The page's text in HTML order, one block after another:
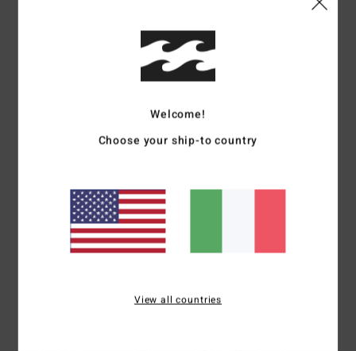
5/5
Una bella scoperta
: 5/5 Colore: 5/5
Consiglio questo prodotto
5 /5
Welcome!
Choose your ship-to country
View all countries